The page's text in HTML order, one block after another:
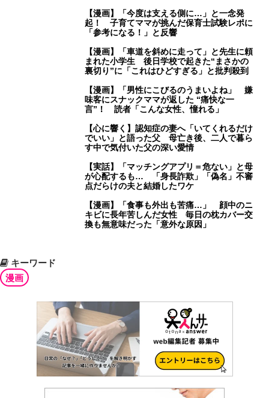
【漫画】「今度は支える側に…」と一念発
起！ 子育てママが挑んだ保育士試験レポに
「参考になる！」と反響
【漫画】「車道を斜めに走って」と先生に頼
まれた小学生 後日学校で起きた“まさかの
裏切り”に「これはひどすぎる」と批判殺到
【漫画】「男性にこびるのうまいよね」 嫌
味客にスナックママが返した “痛快な一
言”！ 読者「こんな女性、憧れる」
【心に響く】認知症の妻へ「いてくれるだけ
でいい」と語った父 母亡き後、二人で暮ら
す中で気付いた父の深い愛情
【実話】「マッチングアプリ＝危ない」と母
が心配するも… 「身長詐欺」「偽名」不審
点だらけの夫と結婚したワケ
【漫画】「食事も外出も苦痛…」 顔中のニ
キビに長年苦しんだ女性 毎日の枕カバー交
換も無意味だった「意外な原因」
キーワード
漫画